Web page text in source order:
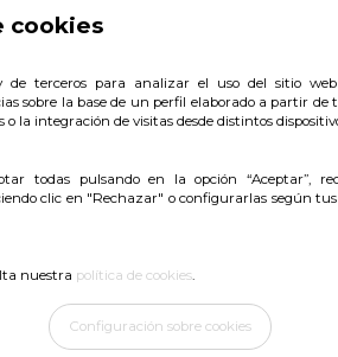
cookies
de terceros para analizar el uso del sitio
sobre la base de un perfil elaborado a partir de
o la integración de visitas desde distintos
todas pulsando en la opción “Aceptar”,
clic en "Rechazar" o configurarlas según
nuestra política de cookies.
Configuración sobre cookies
29,08 €